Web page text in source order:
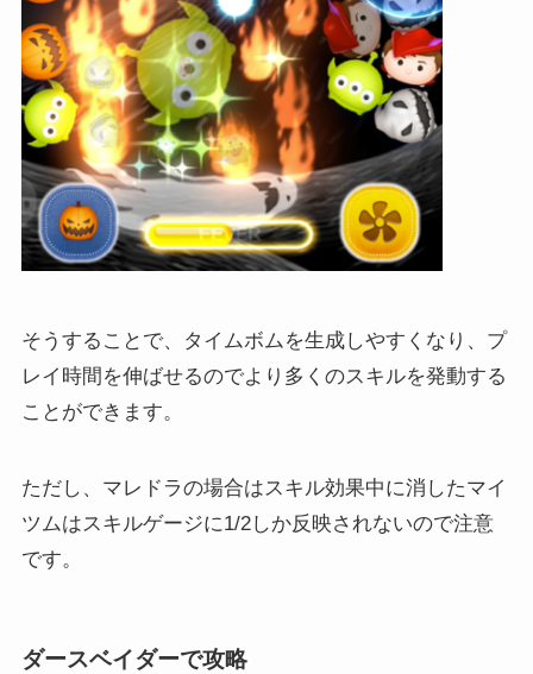
そうすることで、タイムボムを生成しやすくなり、プ
レイ時間を伸ばせるのでより多くのスキルを発動する
ことができます。
ただし、マレドラの場合はスキル効果中に消したマイ
ツムはスキルゲージに1/2しか反映されないので注意
です。
ダースベイダーで攻略